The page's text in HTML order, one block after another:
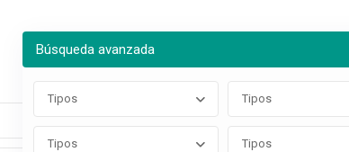
Búsqueda avanzada
Tipos Tipos
Tipos Tipos